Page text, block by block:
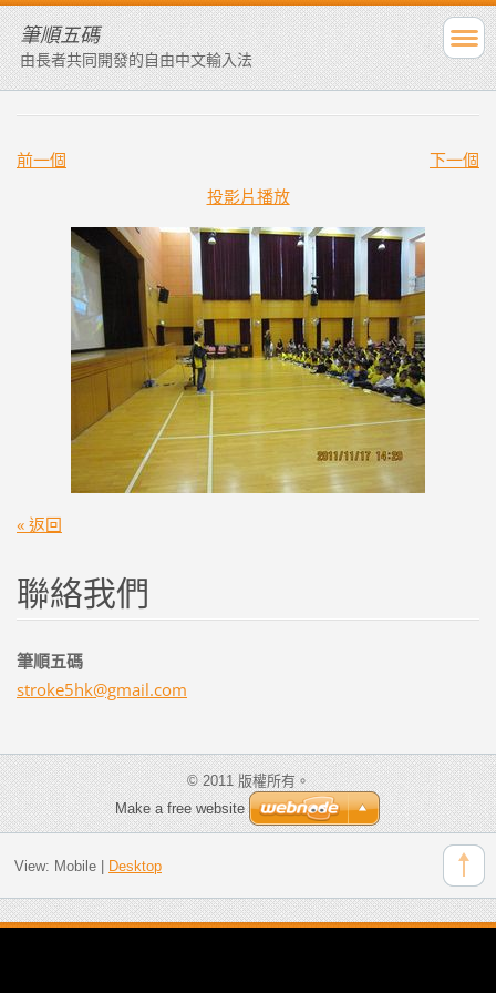
筆順五碼
由長者共同開發的自由中文輸入法
前一個
下一個
投影片播放
« 返回
聯絡我們
筆順五碼
stroke5hk@gmail.com
© 2011 版權所有。
Make a free website
View: Mobile| Desktop